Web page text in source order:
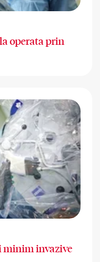
operata prin
minim invazive